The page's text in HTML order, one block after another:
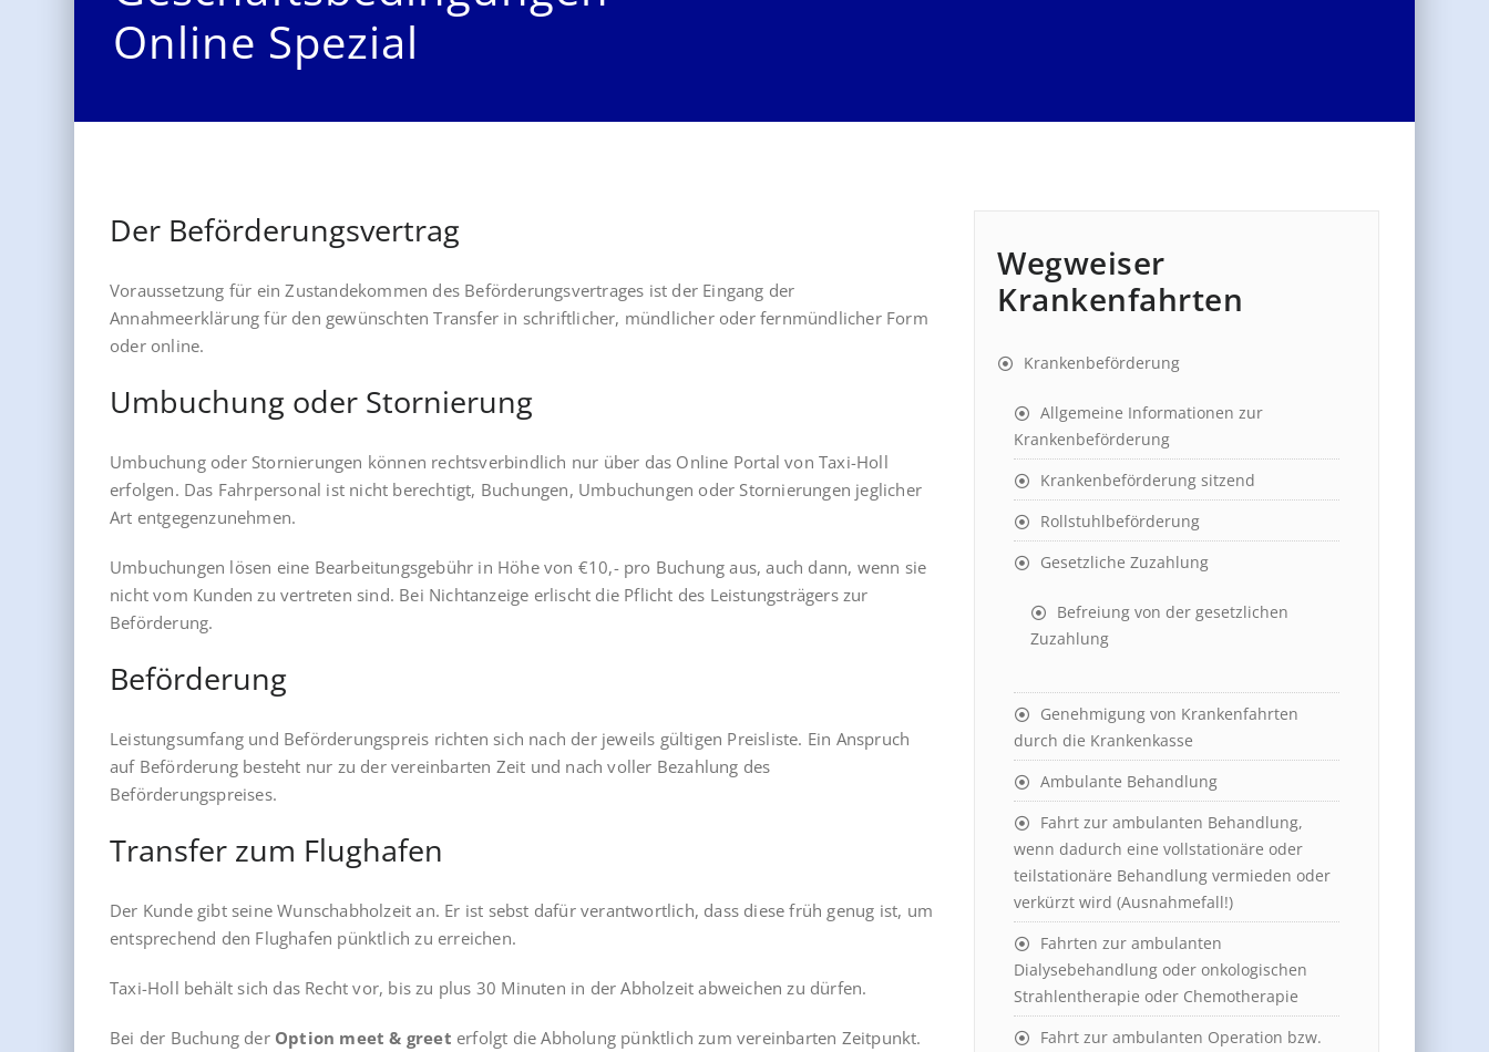
Online Spezial
Der Beförderungsvertrag
Voraussetzung für ein Zustandekommen des Beförderungsvertrages ist der Eingang der
Annahmeerklärung für den gewünschten Transfer in schriftlicher, mündlicher oder fernmündlicher Form
oder online.
Umbuchung oder Stornierung
Umbuchung oder Stornierungen können rechtsverbindlich nur über das Online Portal von Taxi-Holl
erfolgen. Das Fahrpersonal ist nicht berechtigt, Buchungen, Umbuchungen oder Stornierungen jeglicher
Art entgegenzunehmen.
Umbuchungen lösen eine Bearbeitungsgebühr in Höhe von €10,- pro Buchung aus, auch dann, wenn sie
nicht vom Kunden zu vertreten sind. Bei Nichtanzeige erlischt die Pflicht des Leistungsträgers zur
Beförderung.
Beförderung
Leistungsumfang und Beförderungspreis richten sich nach der jeweils gültigen Preisliste. Ein Anspruch
auf Beförderung besteht nur zu der vereinbarten Zeit und nach voller Bezahlung des
Beförderungspreises.
Transfer zum Flughafen
Der Kunde gibt seine Wunschabholzeit an. Er ist sebst dafür verantwortlich, dass diese früh genug ist, um
entsprechend den Flughafen pünktlich zu erreichen.
Taxi-Holl behält sich das Recht vor, bis zu plus 30 Minuten in der Abholzeit abweichen zu dürfen.
Bei der Buchung derOption meet & greet erfolgt die Abholung pünktlich zum vereinbarten Zeitpunkt.
Wegweiser
Krankenfahrten
Krankenbeförderung
Allgemeine Informationen zur
Krankenbeförderung
Krankenbeförderung sitzend
Rollstuhlbeförderung
Gesetzliche Zuzahlung
Befreiung von der gesetzlichen
Zuzahlung
Genehmigung von Krankenfahrten
durch die Krankenkasse
Ambulante Behandlung
Fahrt zur ambulanten Behandlung,
wenn dadurch eine vollstationäre oder
teilstationäre Behandlung vermieden oder
verkürzt wird (Ausnahmefall!)
Fahrten zur ambulanten
Dialysebehandlung oder onkologischen
Strahlentherapie oder Chemotherapie
Fahrt zur ambulanten Operation bzw.